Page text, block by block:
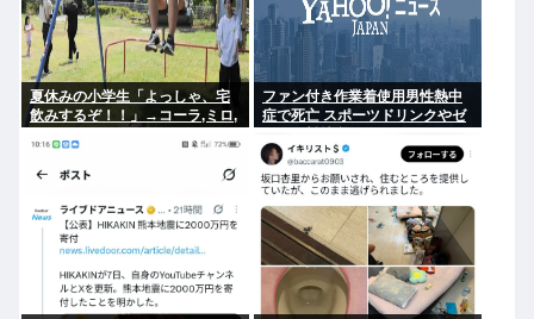
夏休みの小学生「よっしゃ、宅
飲みするぞ！！」→コーラ,ミロ,
ファン付き作業着使用男性熱中
症で死亡 スポーツドリンクやゼ